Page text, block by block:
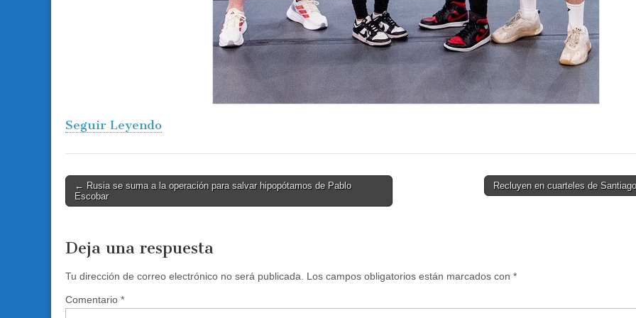
Seguir Leyendo
Post
navigation
← Rusia se suma a la operación para salvar hipopótamos de Pablo
Escobar
Recluyen en cuarteles de
Deja una respuesta
Tu dirección de correo electrónico no será publicada. Los campos obligatorios están marcados con *
Comentario *